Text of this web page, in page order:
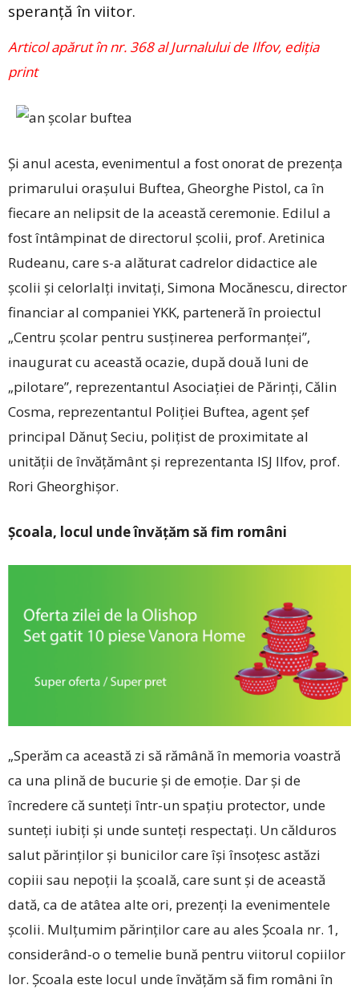
speranță în viitor.
Articol apărut în nr. 368 al Jurnalului de Ilfov, ediția
print
Și anul acesta, evenimentul a fost onorat de prezența
primarului orașului Buftea, Gheorghe Pistol, ca în
fiecare an nelipsit de la această ceremonie. Edilul a
fost întâmpinat de directorul școlii, prof. Aretinica
Rudeanu, care s-a alăturat cadrelor didactice ale
școlii și celorlalți invitați, Simona Mocănescu, director
financiar al companiei YKK, parteneră în proiectul
„Centru școlar pentru susținerea performanței”,
inaugurat cu această ocazie, după două luni de
„pilotare”, reprezentantul Asociației de Părinți, Călin
Cosma, reprezentantul Poliției Buftea, agent șef
principal Dănuț Seciu, polițist de proximitate al
unității de învățământ și reprezentanta ISJ Ilfov, prof.
Rori Gheorghișor.
Școala, locul unde învățăm să fim români
„Sperăm ca această zi să rămână în memoria voastră
ca una plină de bucurie și de emoție. Dar și de
încredere că sunteți ­într-un spațiu protector, unde
sunteți iubiți și unde sunteți respectați. Un călduros
salut părinților și bunicilor care își însoțesc astăzi
copiii sau nepoții la școală, care sunt și de această
dată, ca de atâtea alte ori, prezenți la evenimentele
școlii. Mulțumim părinților care au ales Școala nr. 1,
considerând-o o temelie bună pentru viitorul copiilor
lor. Școala este locul unde învățăm să fim români în